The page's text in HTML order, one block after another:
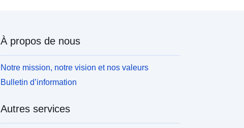
À propos de nous
Notre mission, notre vision et nos valeurs
Bulletin d’information
Autres services